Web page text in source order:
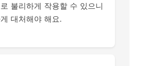
불리하게 작용할 수 있으니
대처해야 해요.